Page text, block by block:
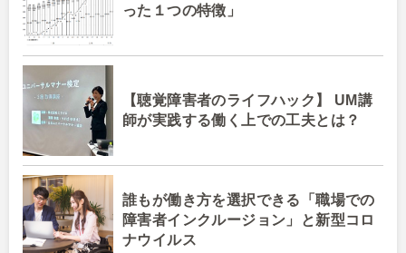
った１つの特徴」
【聴覚障害者のライフハック】 UM講
師が実践する働く上での工夫とは？
誰もが働き方を選択できる「職場での
障害者インクルージョン」と新型コロ
ナウイルス